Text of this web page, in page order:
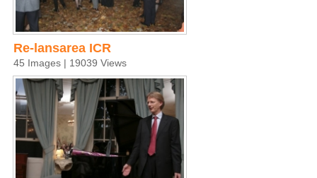
Re-lansarea ICR
45 Images | 19039 Views